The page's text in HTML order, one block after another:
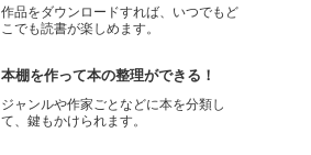
作品をダウンロードすれば、いつでもど
こでも読書が楽しめます。
本棚を作って本の整理ができる！
ジャンルや作家ごとなどに本を分類し
て、鍵もかけられます。